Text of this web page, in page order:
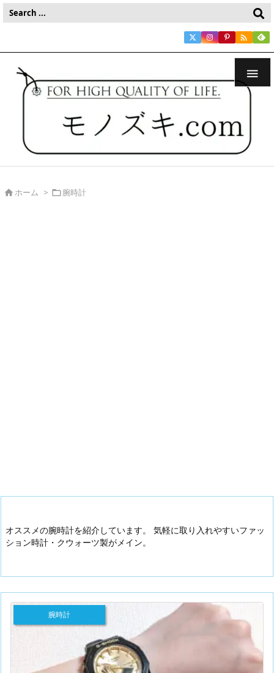


ホーム > 腕時計
オススメの腕時計を紹介しています。 気軽に取り入れやすいファッ
ション時計・クウォーツ製がメイン。
腕時計